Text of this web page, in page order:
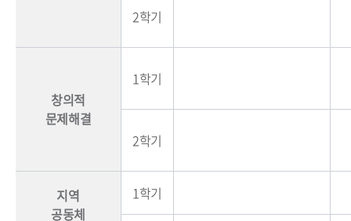
2학기
창의적
문제해결
1학기
2학기
지역
공동체
1학기